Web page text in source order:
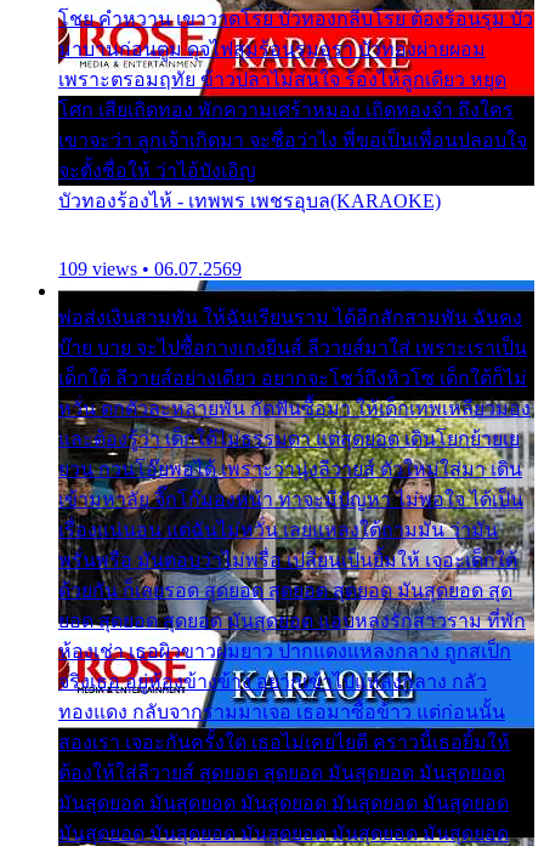
โชย คำหวาน เขาวาดโรย บัวทองกลีบโรย ต้องร้อนรุม บัว
มาบานก่อนตูม ดุจไฟสุมร้อนรุมอุรา บัวทองผ่ายผอม
เพราะตรอมฤทัย ข้าวปลาไม่สนใจ ร้องไห้ลูกเดียว หยุด
โศก เสียเถิดทอง พักความเศร้าหมอง เถิดทองจ๋า ถึงใคร
เขาจะว่า ลูกเจ้าเกิดมา จะชื่อว่าไง พี่ขอเป็นเพื่อนปลอบใจ
จะตั้งชื่อให้ ว่าไอ้บังเอิญ
บัวทองร้องไห้ - เทพพร เพชรอุบล(KARAOKE)
109 views • 06.07.2569
พ่อส่งเงินสามพัน ให้ฉันเรียนราม ได้อีกสักสามพัน ฉันคง
บ๊าย บาย จะไปซื้อกางเกงยีนส์ ลีวายส์มาใส่ เพราะเราเป็น
เด็กใต้ ลีวายส์อย่างเดียว อยากจะโชว์ถึงหิวโซ เด็กใต้ก็ไม่
หวั่น ตกตัวละหลายพัน กัดฟันซื้อมา ให้เด็กเทพเหลียวมอง
และต้องรู้ว่า เด็กใต้ไม่ธรรมดา แต่สุดยอด เดินโยกย้ายเย
ยวน กวนโอ๊ยพอได้ เพราะว่านุ่งลีวายส์ ตัวใหม่ใส่มา เดิน
เข้ามหาลัย จิ๊กโก๊มองหน้า ท่าจะมีปัญหา ไม่พอใจ ได้เป็น
เรื่องแน่นอน แต่ฉันไม่หวั่น เลยแหลงใต้ถามมัน ว่ามัน
พรั่นพรือ มันตอบว่าไม่พรื่อ เปลี่ยนเป็นยิ้มให้ เจอะเด็กใต้
ด้วยกัน ก็เลยรอด สุดยอด สุดยอด สุดยอด มันสุดยอด สุด
ยอด สุดยอด สุดยอด มันสุดยอด แอบหลงรักสาวราม ที่พัก
ห้องเช่า เธอผิวขาวผมยาว ปากแดงแหลงกลาง ถูกสเป็ก
จริงเธอ อยู่ห้องข้างข้าง อยากเข้าไปแหลงกลาง กลัว
ทองแดง กลับจากรามมาเจอ เธอมาซื้อข้าว แต่ก่อนนั้น
สองเรา เจอะกันครั้งใด เธอไม่เคยไยดี คราวนี้เธอยิ้มให้
ต้องให้ใส่ลีวายส์ สุดยอด สุดยอด มันสุดยอด มันสุดยอด
มันสุดยอด มันสุดยอด มันสุดยอด มันสุดยอด มันสุดยอด
มันสุดยอด มันสุดยอด มันสุดยอด มันสุดยอด มันสุดยอด